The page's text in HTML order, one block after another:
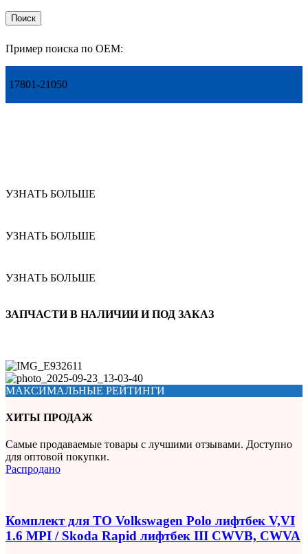
Поиск
Пример поиска по OEM:
17801-21050
УЗНАТЬ БОЛЬШЕ
УЗНАТЬ БОЛЬШЕ
УЗНАТЬ БОЛЬШЕ
ЗАПЧАСТИ В НАЛИЧИИ И ПОД ЗАКАЗ
МАКСИМАЛЬНЫЕ РЕЙТИНГИ
ХИТЫ ПРОДАЖ
Самые продаваемые товары с лучшими отзывами. Доступно
для оптовой покупки.
Распродано
Комплект для ТО Volkswagen Polo лифтбек V,VI
1.6 MPI / Skoda Rapid лифтбек III CWVB, CWVA